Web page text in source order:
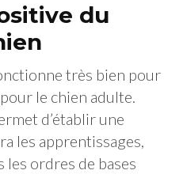
du
très bien pour
le chien adulte.
d’établir une
les apprentissages,
les ordres de bases